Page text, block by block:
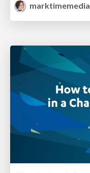
marktimemedia